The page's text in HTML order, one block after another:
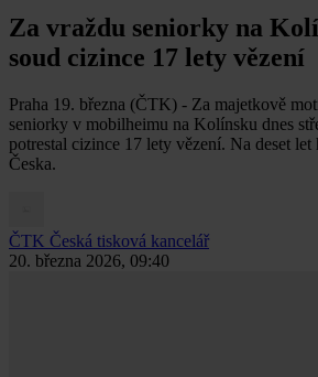
Za vraždu seniorky na
soud cizince 17 lety vězení
Praha 19. března (ČTK) - Za majetkově
seniorky v mobilheimu na Kolínsku dnes
potrestal cizince 17 lety vězení. Na deset
Česka.
ČTK Česká tisková kancelář
20. března 2026, 09:40